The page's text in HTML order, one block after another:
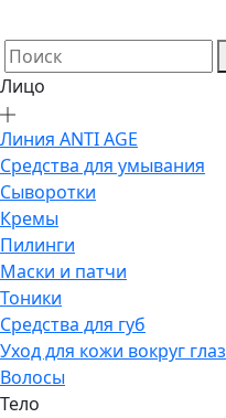
Лицо
Линия ANTI AGE
Средства для умывания
Сыворотки
Кремы
Пилинги
Маски и патчи
Тоники
Средства для губ
Уход для кожи вокруг глаз
Волосы
Тело